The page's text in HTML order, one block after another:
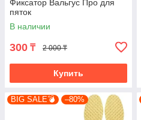
Фиксатор Вальгус Про для
пяток
В наличии
300 ₸ 2 000 ₸
Купить
BIG SALE💣 –80%